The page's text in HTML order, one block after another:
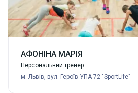
АФОНІНА МАРІЯ
Персональний тренер
м. Львів, вул. Героїв УПА 72 "SportLife"